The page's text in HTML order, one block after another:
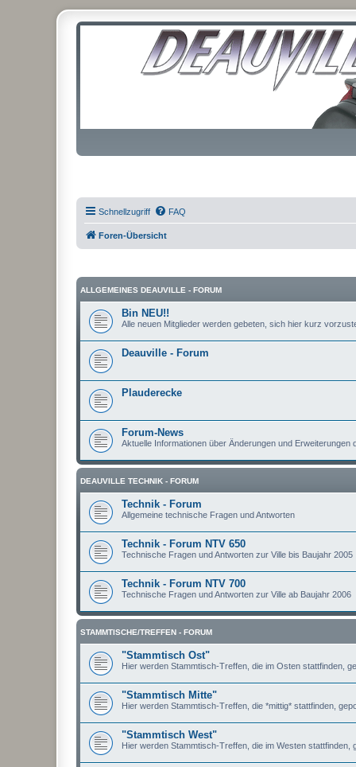
Schnellzugriff FAQ
Foren-Übersicht
ALLGEMEINES DEAUVILLE - FORUM
Bin NEU!!
Alle neuen Mitglieder werden gebeten, sich hier kurz
Deauville - Forum
Plauderecke
Forum-News
Aktuelle Informationen über Änderungen und Erweiterungen
DEAUVILLE TECHNIK - FORUM
Technik - Forum
Allgemeine technische Fragen und Antworten
Technik - Forum NTV 650
Technische Fragen und Antworten zur Ville bis Baujahr 2005
Technik - Forum NTV 700
Technische Fragen und Antworten zur Ville ab Baujahr 2006
STAMMTISCHE/TREFFEN - FORUM
"Stammtisch Ost"
Hier werden Stammtisch-Treffen, die im Osten stattfinden,
"Stammtisch Mitte"
Hier werden Stammtisch-Treffen, die *mittig* stattfinden,
"Stammtisch West"
Hier werden Stammtisch-Treffen, die im Westen stattfinden,